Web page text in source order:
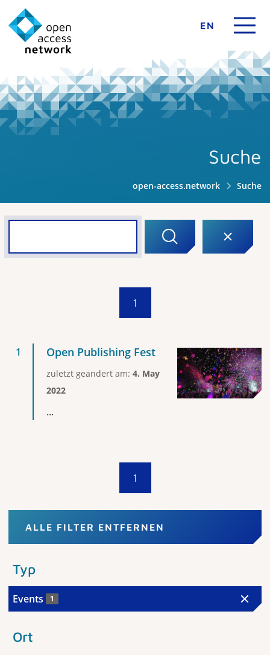
EN
Suche
open-access.network Suche
1
Open Publishing Fest
zuletzt geändert am: 4. May
2022
...
1
ALLE FILTER ENTFERNEN
Typ
Events 1
Ort